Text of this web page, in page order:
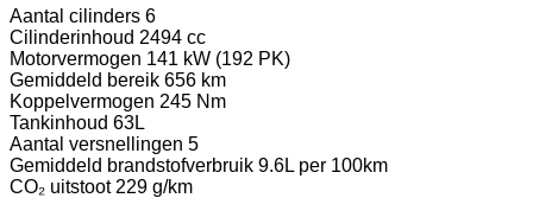
Aantal cilinders 6
Cilinderinhoud 2494 cc
Motorvermogen 141 kW (192 PK)
Gemiddeld bereik 656 km
Koppelvermogen 245 Nm
Tankinhoud 63L
Aantal versnellingen 5
Gemiddeld brandstofverbruik 9.6L per 100km
CO₂ uitstoot 229 g/km